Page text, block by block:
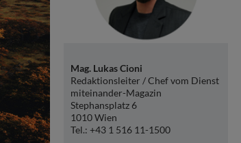
Mag. Lukas Cioni
Redaktionsleiter / Chef vom Dienst
miteinander-Magazin
Stephansplatz 6
1010 Wien
Tel.: +43 1 516 11-1500